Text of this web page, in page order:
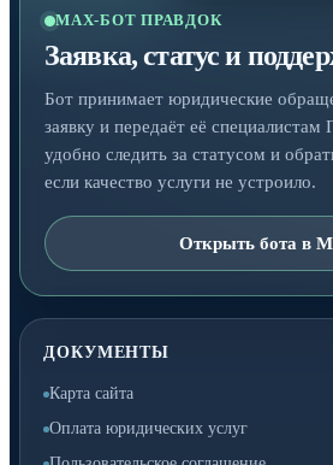
MAX-БОТ ПРАВДОК
Заявка, статус и
Бот принимает юридические
заявку и передаёт её
удобно следить за статусом и
если качество услуги не устроило.
Открыть бота в
ДОКУМЕНТЫ
Карта сайта
Оплата юридических услуг